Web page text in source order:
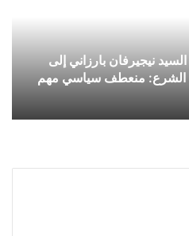
نيجيرفان بارزاني إلى
الشرع: منعطف سياسي مهم